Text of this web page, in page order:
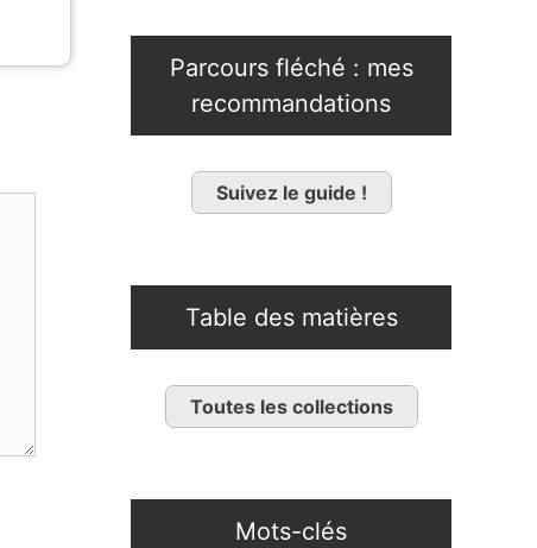
Parcours fléché : mes
recommandations
Suivez le guide !
Table des matières
Toutes les collections
Mots-clés